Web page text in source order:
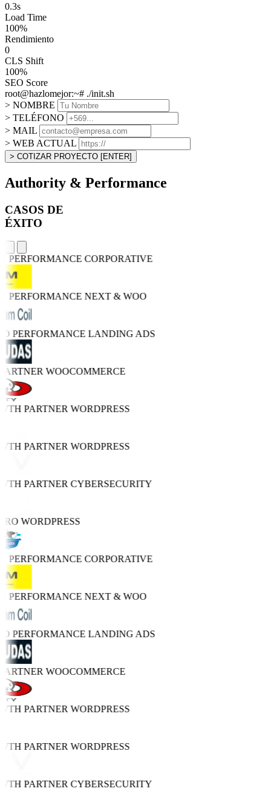
0.3s
Load Time
100%
Rendimiento
0
CLS Shift
100%
SEO Score
root@hazlomejor:~# ./init.sh
> NOMBRE
> TELÉFONO
> MAIL
> WEB ACTUAL
> COTIZAR PROYECTO [ENTER]
Authority & Performance
CASOS DE
ÉXITO
PERFORMANCECORPORATIVE
PERFORMANCENEXT & WOO
PERFORMANCELANDING ADS
WOOCOMMERCE
PARTNERWORDPRESS
PARTNERWORDPRESS
PARTNERCYBERSECURITY
WORDPRESS
PERFORMANCECORPORATIVE
PERFORMANCENEXT & WOO
PERFORMANCELANDING ADS
WOOCOMMERCE
PARTNERWORDPRESS
PARTNERWORDPRESS
PARTNERCYBERSECURITY